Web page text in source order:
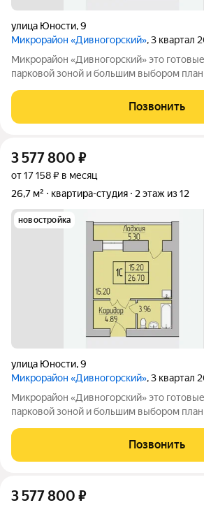
улица Юности,9
Микрорайон «Дивногорский», 3 квартал
Микрорайон «Дивногорский» это готовые кирпичные дома с
парковой зоной и большим выбором
с безопасным покрытием.
Позвонить
3 577 800 ₽
от 17 158 ₽ в месяц
26,7 м²
квартира-студия 2 этаж из 12
новостройка
улица Юности,9
Микрорайон «Дивногорский», 3 квартал
Микрорайон «Дивногорский» это готовые кирпичные дома с
парковой зоной и большим выбором
с безопасным покрытием.
Позвонить
3 577 800 ₽